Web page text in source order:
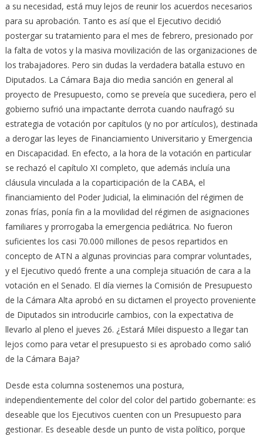
a su necesidad, está muy lejos de reunir los acuerdos necesarios
para su aprobación. Tanto es así que el Ejecutivo decidió
postergar su tratamiento para el mes de febrero, presionado por
la falta de votos y la masiva movilización de las organizaciones de
los trabajadores. Pero sin dudas la verdadera batalla estuvo en
Diputados. La Cámara Baja dio media sanción en general al
proyecto de Presupuesto, como se preveía que sucediera, pero el
gobierno sufrió una impactante derrota cuando naufragó su
estrategia de votación por capítulos (y no por artículos), destinada
a derogar las leyes de Financiamiento Universitario y Emergencia
en Discapacidad. En efecto, a la hora de la votación en particular
se rechazó el capítulo XI completo, que además incluía una
cláusula vinculada a la coparticipación de la CABA, el
financiamiento del Poder Judicial, la eliminación del régimen de
zonas frías, ponía fin a la movilidad del régimen de asignaciones
familiares y prorrogaba la emergencia pediátrica. No fueron
suficientes los casi 70.000 millones de pesos repartidos en
concepto de ATN a algunas provincias para comprar voluntades,
y el Ejecutivo quedó frente a una compleja situación de cara a la
votación en el Senado. El día viernes la Comisión de Presupuesto
de la Cámara Alta aprobó en su dictamen el proyecto proveniente
de Diputados sin introducirle cambios, con la expectativa de
llevarlo al pleno el jueves 26. ¿Estará Milei dispuesto a llegar tan
lejos como para vetar el presupuesto si es aprobado como salió
de la Cámara Baja?
Desde esta columna sostenemos una postura,
independientemente del color del color del partido gobernante: es
deseable que los Ejecutivos cuenten con un Presupuesto para
gestionar. Es deseable desde un punto de vista político, porque